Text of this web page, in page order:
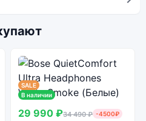
SALE
В наличии
29 990 ₽34 490 ₽ -4500₽